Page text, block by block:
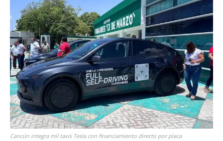
Cancún integra mil taxis Tesla con financiamiento directo por placa